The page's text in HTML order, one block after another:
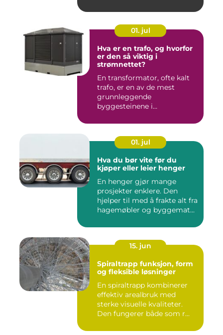
01. jul
Hva er en trafo, og hvorfor
er den så viktig i
strømnettet?
En transformator, ofte kalt
trafo, er en av de mest
grunnleggende
byggesteinene i
01. jul
Hva du bør vite før du
kjøper eller leier henger
En henger gjør mange
prosjekter enklere. Den
hjelper til med å frakte alt fra
hagemøbler og byggemat...
15. jun
Spiraltrapp funksjon, form
og fleksible løsninger
En spiraltrapp kombinerer
effektiv arealbruk med
sterke visuelle kvaliteter.
Den fungerer både som r...